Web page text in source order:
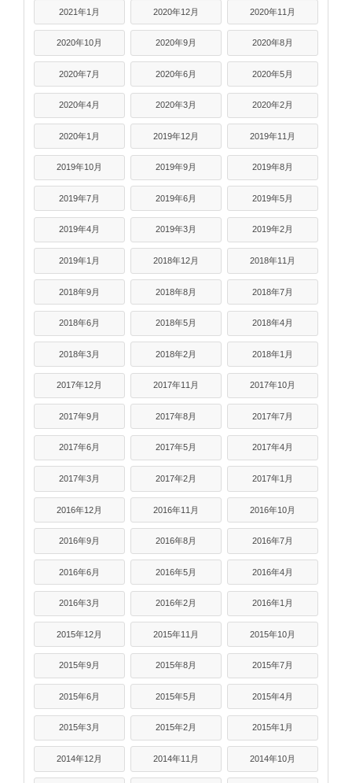
2021年1月 2020年12月 2020年11月
2020年10月 2020年9月 2020年8月
2020年7月 2020年6月 2020年5月
2020年4月 2020年3月 2020年2月
2020年1月 2019年12月 2019年11月
2019年10月 2019年9月 2019年8月
2019年7月 2019年6月 2019年5月
2019年4月 2019年3月 2019年2月
2019年1月 2018年12月 2018年11月
2018年9月 2018年8月 2018年7月
2018年6月 2018年5月 2018年4月
2018年3月 2018年2月 2018年1月
2017年12月 2017年11月 2017年10月
2017年9月 2017年8月 2017年7月
2017年6月 2017年5月 2017年4月
2017年3月 2017年2月 2017年1月
2016年12月 2016年11月 2016年10月
2016年9月 2016年8月 2016年7月
2016年6月 2016年5月 2016年4月
2016年3月 2016年2月 2016年1月
2015年12月 2015年11月 2015年10月
2015年9月 2015年8月 2015年7月
2015年6月 2015年5月 2015年4月
2015年3月 2015年2月 2015年1月
2014年12月 2014年11月 2014年10月